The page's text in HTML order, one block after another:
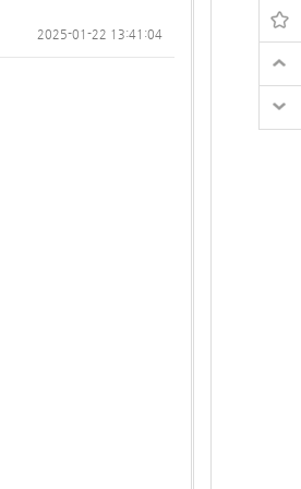
2025-01-22 13:41:04